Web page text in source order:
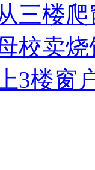
三楼
校卖
3楼窗